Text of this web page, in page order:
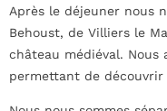
Après le déjeuner nous
Behoust, de Villiers le
château médiéval. Nous
permettant de